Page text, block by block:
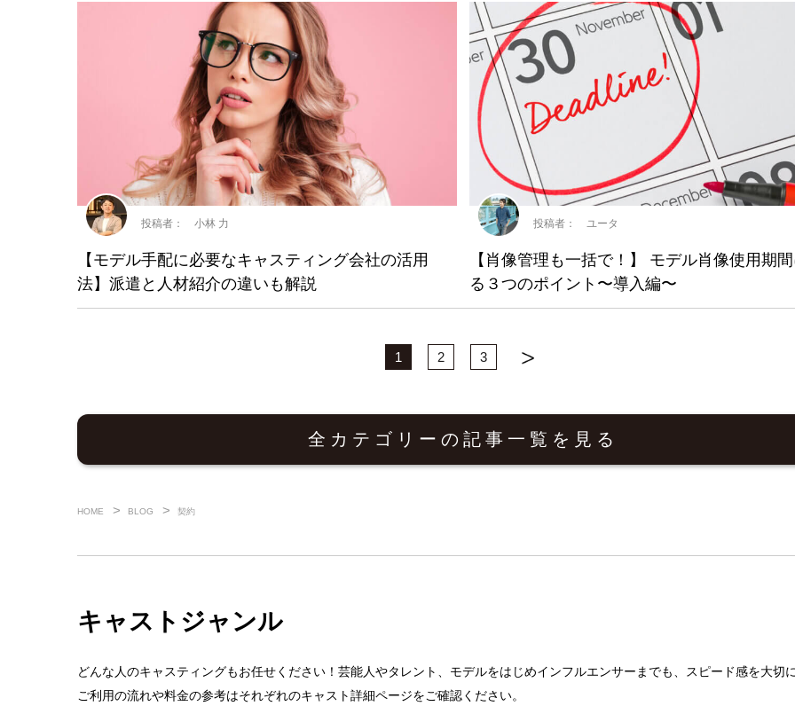
【モデル手配に必要なキャスティング会社の活用
法】派遣と人材紹介の違いも解説
投稿者： 小林 力
【肖像管理も一括で！】 モデル肖像使用期
る３つのポイント〜導入編〜
投稿者： ユータ
1 2 3
全カテゴリーの 記事一覧を見る
HOME BLOG 契約
キャストジャンル
どんな人のキャスティングもお任せください！芸能人やタレント、モデルをはじめインフルエンサーまでも、スピード感を大切
ご利用の流れや料金の参考はそれぞれのキャスト詳細ページをご確認ください。